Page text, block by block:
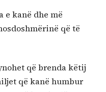
kanë dhe më
që të
që brenda këtij
që kanë humbur